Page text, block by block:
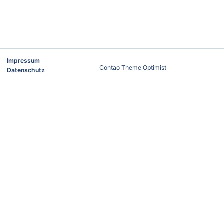
Impressum
Datenschutz
Contao Theme Optimist